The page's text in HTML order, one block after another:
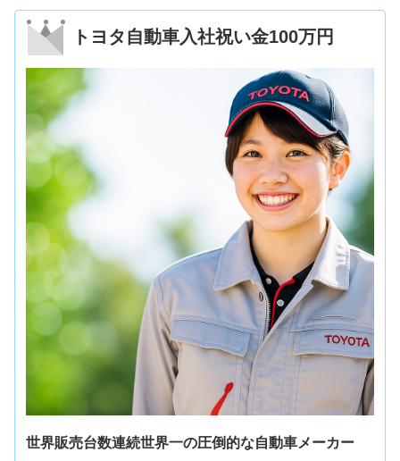
トヨタ自動車入社祝い金100万円
世界販売台数連続世界一の圧倒的な自動車メーカー